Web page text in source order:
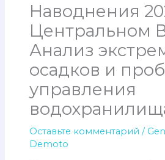
Наводнения
Центральном
Анализ
осадков и
управления
Оставьте комментарий /
Demoto